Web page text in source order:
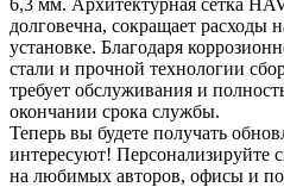
долговечна, сокращает расходы
установке. Благодаря
стали и прочной технологии
требует обслуживания и
окончании срока службы.
Теперь вы будете получать
интересуют! Персонализируйте
на любимых авторов, офисы и